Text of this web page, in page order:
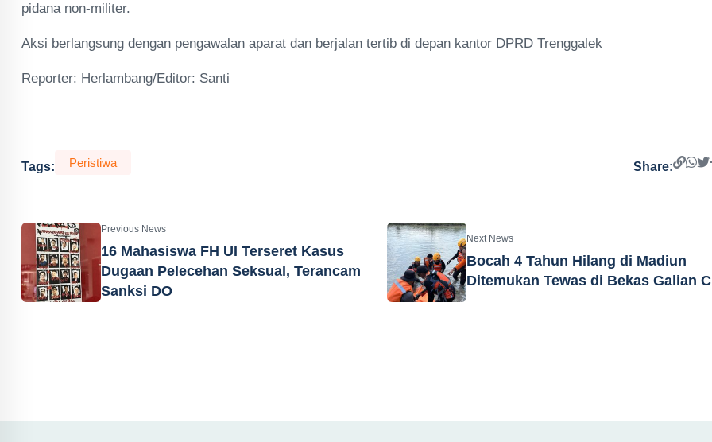
pidana non-militer.
Aksi berlangsung dengan pengawalan aparat dan berjalan tertib di depan kantor DPRD Trenggalek
Reporter: Herlambang/Editor: Santi
Tags: Peristiwa Share:
Previous News
16 Mahasiswa FH UI Terseret Kasus
Dugaan Pelecehan Seksual, Terancam
Sanksi DO
Next News
Bocah 4 Tahun Hilang di Madiun
Ditemukan Tewas di Bekas Galian C